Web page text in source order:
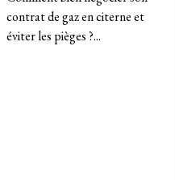
contrat de gaz en citerne et
éviter les pièges ?...